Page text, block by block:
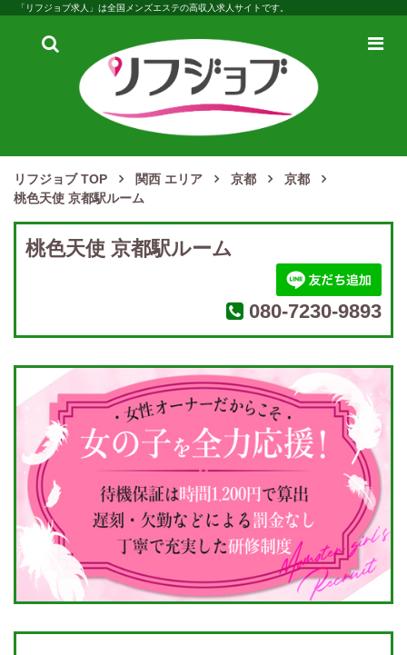
「リフジョブ求人」は全国メンズエステの高収入求人サイトです。
検
メ
リフジョブ TOP 関西 エリア 京都
京都
桃色天使 京都駅ルーム
桃色天使 京都駅ルーム
080-7230-9893